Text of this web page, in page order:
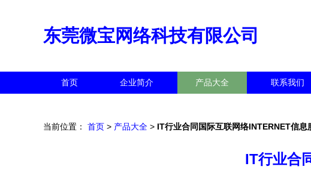
东莞微宝网络科技有限公司
首页 企业简介 产品大全 联系我们
当前位置： 首页 > 产品大全 > IT行业合同国际互联网络INTERNET信息
IT行业合